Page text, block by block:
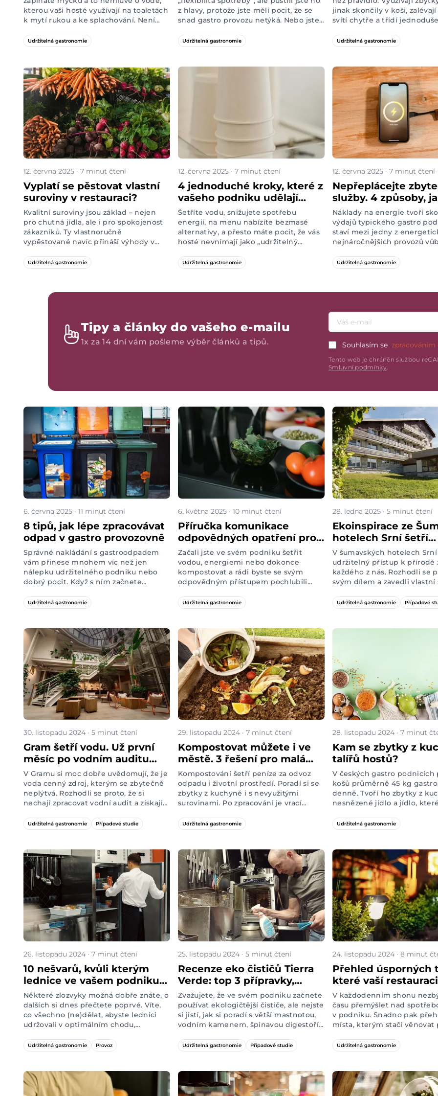
kterou vaši hosté využívají na toaletách
k mytí rukou a ke splachování. Není
do astronomických částek. Co
kdybychom vám ale řekli, že existují
ještě vám ušetří desítky tisíc korun
ročně v rozpočtu?
Udržitelná gastronomie
z hlavy, protože jste měli pocit, že se
snad gastro provozu netýká. Nebo jste
tak či onak, pojďme si říct, že ve
zkratce jde o chytrý způsob, jak šetřit
aniž byste museli omezit provoz nebo
Udržitelná gastronomie
jinak skončily v koši,
svítí chytře a třídí
třeba pražskýVnitroblock
Radlická kulturní sportovna
dělají pro životní prostředí
můžou být s klidem
ostatní. Která odpovědná
s podporou našeho
zelenímepodařilo začlenit
provozu?
Udržitelná gastronomie
12. června 2025 · 7 minut čtení
Vyplatí se pěstovat vlastní
suroviny v restauraci?
Kvalitní suroviny jsou základ – nejen
pro chutná jídla, ale i pro spokojenost
zákazníků. Ty vlastnoručně
vypěstované navíc přináší výhody v
uhlíkové stopy a čerstvějších
ingrediencí. Jak je to ale ve skutečnosti
vyplatí, komu ne a čím začít?
Udržitelná gastronomie
12. června 2025 · 7 minut čtení
4 jednoduché kroky, které z
vašeho podniku udělají
udržitelnější místo
Šetříte vodu, snižujete spotřebu
energií, na menu nabízíte bezmasé
alternativy, a přesto máte pocit, že vás
hosté nevnímají jako „udržitelný
nápadné oblasti, které ale na
uvědomělé zákazníky dokážou udělat
Udržitelná gastronomie
12. června 2025 · 7 minut čtení
Nepřeplácejte
služby. 4 způsoby,
spotřebu energií v
restauraci
Náklady na energie tvoří
výdajů typického gastro
staví mezi jedny z
nejnáročnějších provozů
ušetřit, aniž by utrpěl
vašich hostů? Máme pro vás
Udržitelná gastronomie
Tipy a články do vašeho e-mailu
1x za 14 dní vám pošleme výběr článků a tipů.
Emailová adresa
Souhlasím se zpracováním
Tento web je chráněn službou
Smluvní podmínky.
6. června 2025 · 11 minut čtení
8 tipů, jak lépe zpracovávat
odpad v gastro provozovně
Správné nakládání s gastroodpadem
vám přinese mnohem víc než jen
nálepku udržitelného podniku nebo
dobrý pocit. Když s ním začnete
dostanete spoustu cenných informací
o svém provozu. Zjistíte třeba, kde
ročně přeplácíte za svoz odpadu nebo
jak lépe poskládat menu. Připraveni
začít? Pusťte se do našich 8 tipů.
Udržitelná gastronomie
6. května 2025 · 10 minut čtení
Příručka komunikace
odpovědných opatření pro
restauratéry. Jak se
vyhnout greenwashingu?
Začali jste ve svém podniku šetřit
vodou, energiemi nebo dokonce
kompostovat a rádi byste se svým
odpovědným přístupem pochlubili
propagace udržitelnosti má vcelku
přísná pravidla. Když si je nepohlídáte,
greenwashingu. Chcete si být
stoprocentně jistí, že se držíte v
bezpečných mantinelech? Čtěte dál,
provedeme vás tipy a pravidly
komunikace odpovědného přístupu.
Udržitelná gastronomie
28. ledna 2025 · 5 minut čtení
Ekoinspirace ze
hotelech Srní šetří
kompostováním
tisíc ročně
V šumavských hotelech Srní
udržitelný přístup k přírodě
každého z nás. Rozhodli se
svým dílem a zavedli vlastní
zpracování odpadu
ale také vzdělává nejmenší
tisíc ročně za svoz odpadu.
Udržitelná gastronomie Případové
30. listopadu 2024 · 5 minut čtení
Gram šetří vodu. Už první
měsíc po vodním auditu
platí nižší účty
V Gramu si moc dobře uvědomují, že je
voda cenný zdroj, kterým se zbytečně
neplýtvá. Rozhodli se proto, že si
nechají zpracovat vodní audit a získají
důkladném prozkoumání všech
vodovodních kohoutků, sprch, potrubí
opatřeními dokážou spotřebu vody
stáhnout o 61 %. Jak probíhají první
týdny po instalaci šetřičů a co na ně
říkají hosté i personál?
Udržitelná gastronomie Případové studie
29. listopadu 2024 · 7 minut čtení
Kompostovat můžete i ve
městě. 3 řešení pro malá
bistra a kavárny
Kompostování šetří peníze za odvoz
odpadu i životní prostředí. Poradí si se
zbytky z kuchyně i s nevyužitými
surovinami. Po zpracování je vrací
hnojivo pro bylinky nebo pokojovky. Že
byste chtěli využít výhod
vašemu bistru vyplatí? Dnes vám
ukážeme 3 způsoby, jak i na malém
gastro rybníčku dělat velké zelené
věci.
Udržitelná gastronomie
28. listopadu 2024 · 7 minut
Kam se zbytky z
talířů hostů?
V českých gastro podnicích
košů průměrně 45 kg
denně. Tvoří ho zbytky z
nesnězené jídlo a jídlo,
koši skončit nemusela. Jak s
pracovat? Pojďme to vzít
Udržitelná gastronomie
26. listopadu 2024 · 7 minut čtení
10 nešvarů, kvůli kterým
lednice ve vašem podniku
spotřebovává víc elektřiny,
než musí
Některé zlozvyky možná dobře znáte, o
dalších si dnes přečtete poprvé. Víte,
co všechno (ne)dělat, abyste lednici
udržovali v optimálním chodu,
perfektně chladila nápoje pro vaše
hosty?
Udržitelná gastronomie Provoz
25. listopadu 2024 · 5 minut čtení
Recenze eko čističů Tierra
Verde: top 3 přípravky,
které se v gastro provozu
vyplatí
Zvažujete, že ve svém podniku začnete
používat ekologičtější čističe, ale nejste
si jistí, jak si poradí s větší mastnotou,
vodním kamenem, špinavou digestoří
zajímala odpověď, proto jsme
prostředky Tierra Verde otestovali
pražskýmVnitroblockem.
Udržitelná gastronomie Případové studie
24. listopadu 2024 · 8 minut
Přehled úsporných
které vaší
desítky tisíc ročně
V každodenním shonu
času přemýšlet nad
v podniku. Snadno pak
místa, kterým stačí věnovat
Podívejte se, která to jsou.
Udržitelná gastronomie